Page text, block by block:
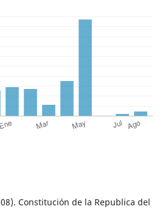
Constitución de la Republica del